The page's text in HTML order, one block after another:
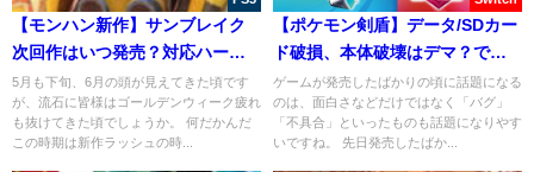
【モンハン新作】サンブレイク
次回作はいつ発売？対応ハード
も予想！
5月も下旬、6月の頭が見えてきた頃です
が、流石に皆様はゴールデンウィーク疲れ
も抜けてきた頃でしょうか。 何だかんだ
この時期は新作ラッシュの時...
【ポケモン剣盾】データ/SDカー
ド破損、本体破壊はデマ？でも
対策は必要！
ゲームが発売したばかりの頃に話題になる
のは、面白さなどだけではなく「バグ」
「不具合」といったものも話題になりやす
いですね。 先日発売したばか...